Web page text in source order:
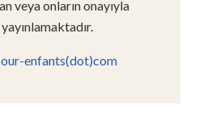
veya onların onayıyla
enfants(dot)com